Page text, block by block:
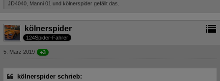
JD4040, Manni 01 und kölnerspider gefällt das.
kölnerspider
124Spider-Fahrer
5. März 2019 +3
kölnerspider schrieb: